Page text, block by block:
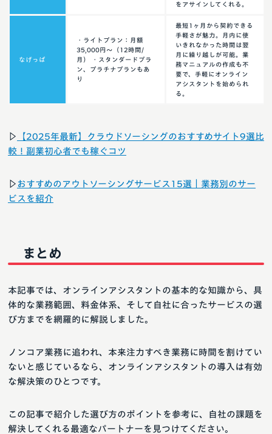
をアサインしてくれる。
なげっぱ
・ライトプラン：月額
35,000円〜（12時間/
月） ・スタンダードプラ
ン、プラチナプランもあ
り
最短1ヶ月から契約できる
手軽さが魅力。月内に使
いきれなかった時間は翌
月に繰り越しが可能。業
務マニュアルの作成も不
要で、手軽にオンライン
アシスタントを始められ
る。
▷
【2025年最新】クラウドソーシングのおすすめサイト9選比
較！副業初心者でも稼ぐコツ
▷ おすすめのアウトソーシングサービス15選｜業務別のサー
ビスを紹介
まとめ
本記事では、オンラインアシスタントの基本的な知識から、具
体的な業務範囲、料金体系、そして自社に合ったサービスの選
び方までを網羅的に解説しました。
ノンコア業務に追われ、本来注力すべき業務に時間を割けてい
ないと感じているなら、オンラインアシスタントの導入は有効
な解決策のひとつです。
この記事で紹介した選び方のポイントを参考に、自社の課題を
解決してくれる最適なパートナーを見つけてください。